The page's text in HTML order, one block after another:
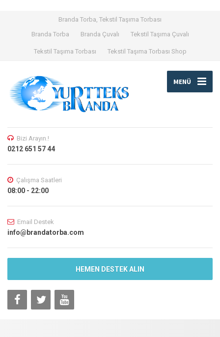
Branda Torba, Tekstil Taşıma Torbası
Branda Torba
Branda Çuvalı Tekstil Taşıma Çuvalı
Tekstil Taşıma Torbası Tekstil Taşıma Torbası Shop
MENÜ
Bizi Arayın.!
0212 651 57 44
Çalışma Saatleri
08:00 - 22:00
Email Destek
info@brandatorba.com
HEMEN DESTEK ALIN